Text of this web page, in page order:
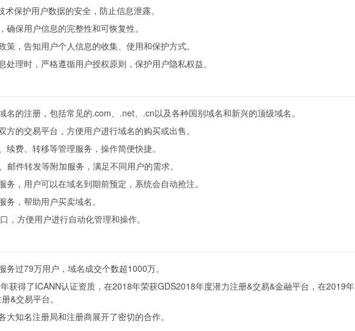
术保护用户数据的安全，防止信息泄露。
确保用户信息的完整性和可恢复性。
策，告知用户个人信息的收集、使用和保护方式。
处理时，严格遵循用户授权原则，保护用户隐私权益。
名的注册，包括常见的.com、.net、.cn以及各种国别域名和新兴的顶级域名。
方的交易平台，方便用户进行域名的购买或出售。
续费、转移等管理服务，操作简便快捷。
邮件转发等附加服务，满足不同用户的需求。
务，用户可以在域名到期前预定，系统会自动抢注。
务，帮助用户买卖域名。
，方便用户进行自动化管理和操作。
务过79万用户，域名成交个数超1000万。
年获得了ICANN认证资质，在2018年荣获GDS2018年度潜力注册&交易&金融平台，在2019年
&交易平台。
大知名注册局和注册商展开了密切的合作。